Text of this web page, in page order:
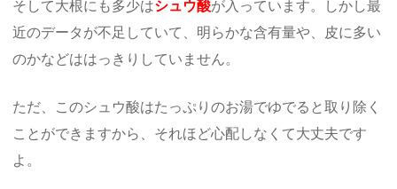
そして大根にも多少はシュウ酸が入っています。しかし最
近のデータが不足していて、明らかな含有量や、皮に多い
のかなどははっきりしていません。
ただ、このシュウ酸はたっぷりのお湯でゆでると取り除く
ことができますから、それほど心配しなくて大丈夫です
よ。